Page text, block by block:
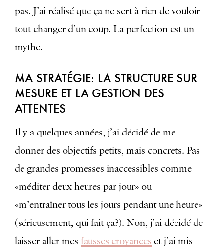
pas. J’ai réalisé que ça ne sert à rien de vouloir
tout changer d’un coup. La perfection est un
mythe.
MA STRATÉGIE: LA STRUCTURE SUR
MESURE ET LA GESTION DES
ATTENTES
Il y a quelques années, j’ai décidé de me
donner des objectifs petits, mais concrets. Pas
de grandes promesses inaccessibles comme
«méditer deux heures par jour» ou
«m’entraîner tous les jours pendant une heure»
(sérieusement, qui fait ça?). Non, j’ai décidé de
laisser aller mes fausses croyances et j’ai mis